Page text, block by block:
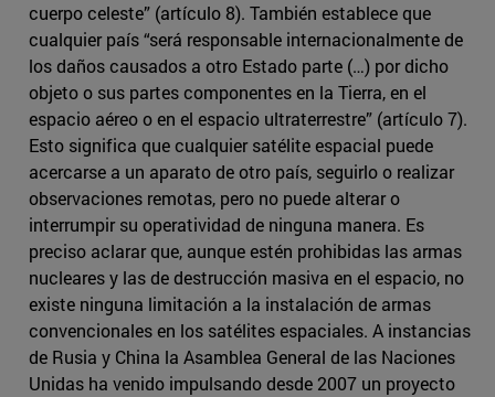
cuerpo celeste” (artículo 8). También establece que
cualquier país “será responsable internacionalmente de
los daños causados a otro Estado parte (…) por dicho
objeto o sus partes componentes en la Tierra, en el
espacio aéreo o en el espacio ultraterrestre” (artículo 7).
Esto significa que cualquier satélite espacial puede
acercarse a un aparato de otro país, seguirlo o realizar
observaciones remotas, pero no puede alterar o
interrumpir su operatividad de ninguna manera. Es
preciso aclarar que, aunque estén prohibidas las armas
nucleares y las de destrucción masiva en el espacio, no
existe ninguna limitación a la instalación de armas
convencionales en los satélites espaciales. A instancias
de Rusia y China la Asamblea General de las Naciones
Unidas ha venido impulsando desde 2007 un proyecto